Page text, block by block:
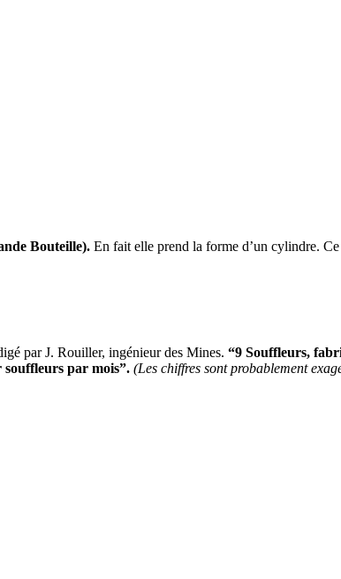
Bouteille). En fait elle prend la forme d’un cylindre.
par J. Rouiller, ingénieur des Mines. “9 Souffleurs,
souffleurs par mois”. (Les chiffres sont probablement